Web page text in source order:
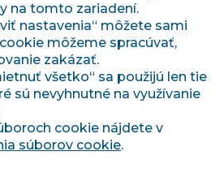
›
na Reshoper 2024
na tomto zariadení.
nastavenia“ môžete sami
môžeme spracúvať,
zakázať.
všetko“ sa použijú len tie
sú nevyhnutné na využívanie
cookie nájdete v
súborov cookie.